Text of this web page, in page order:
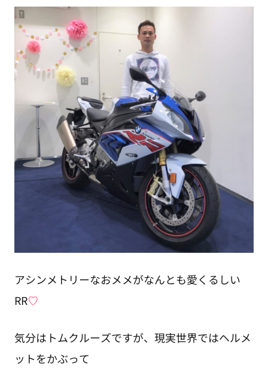
アシンメトリーなおメメがなんとも愛くるしい
RR♡
気分はトムクルーズですが、現実世界ではヘルメ
ットをかぶって